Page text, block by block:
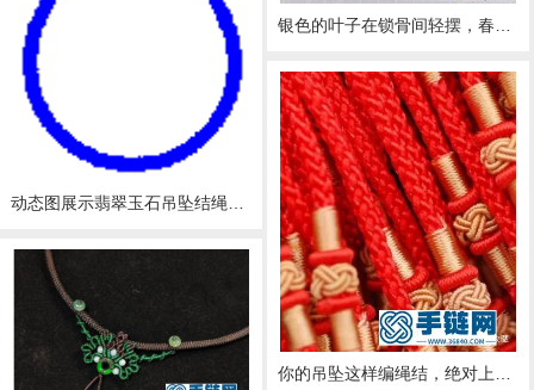
你的吊坠这样编绳结，绝对上档次了